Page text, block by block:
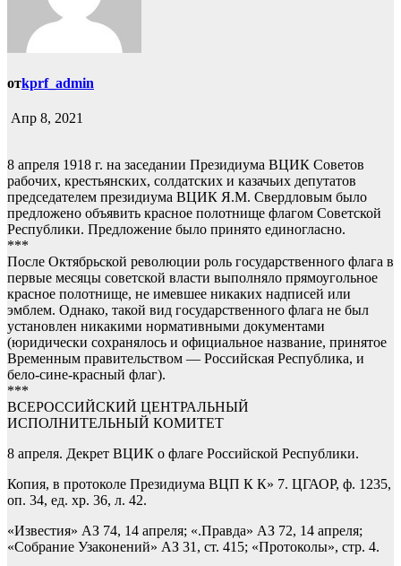
отkprf_admin
Апр 8, 2021
8 апреля 1918 г. на заседании Президиума ВЦИК Советов
рабочих, крестьянских, солдатских и казачьих депутатов
председателем президиума ВЦИК Я.М. Свердловым было
предложено объявить красное полотнище флагом Советской
Республики. Предложение было принято единогласно.
***
После Октябрьской революции роль государственного флага в
первые месяцы советской власти выполняло прямоугольное
красное полотнище, не имевшее никаких надписей или
эмблем. Однако, такой вид государственного флага не был
установлен никакими нормативными документами
(юридически сохранялось и официальное название, принятое
Временным правительством — Российская Республика, и
бело-сине-красный флаг).
***
ВСЕРОССИЙСКИЙ ЦЕНТРАЛЬНЫЙ
ИСПОЛНИТЕЛЬНЫЙ КОМИТЕТ
8 апреля. Декрет ВЦИК о флаге Российской Республики.
Копия, в протоколе Президиума ВЦП К К» 7. ЦГАОР, ф. 1235,
оп. 34, ед. хр. 36, л. 42.
«Известия» АЗ 74, 14 апреля; «.Правда» АЗ 72, 14 апреля;
«Собрание Узаконений» АЗ 31, ст. 415; «Протоколы», стр. 4.